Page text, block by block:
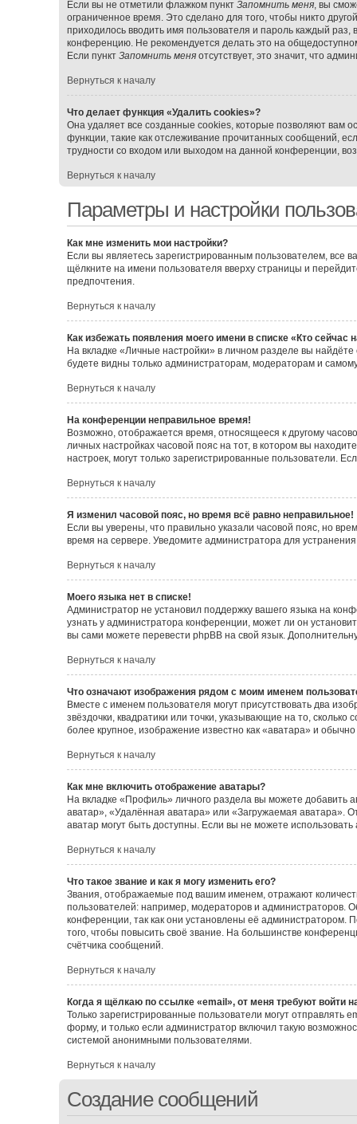
Если вы не отметили флажком пункт Запомнить меня, вы
ограниченное время. Это сделано для того, чтобы никто
приходилось вводить имя пользователя и пароль каждый
конференцию. Не рекомендуется делать это на
Если пункт Запомнить меняотсутствует, это значит, что
Вернуться к началу
Что делает функция «Удалить cookies»?
Она удаляет все созданные cookies, которые позволяют вам
функции, такие как отслеживание прочитанных сообщений,
трудности со входом или выходом на данной конференции,
Вернуться к началу
Параметры и настройки
Как мне изменить мои настройки?
Если вы являетесь зарегистрированным пользователем, все
щёлкните на имени пользователя вверху страницы и
предпочтения.
Вернуться к началу
Как избежать появления моего имени в списке «Кто сейчас
На вкладке «Личные настройки» в личном разделе вы
будете видны только администраторам, модераторам и
Вернуться к началу
На конференции неправильное время!
Возможно, отображается время, относящееся к другому
личных настройках часовой пояс на тот, в котором вы
настроек, могут только зарегистрированные пользователи.
Вернуться к началу
Я изменил часовой пояс, но время всё равно неправильное!
Если вы уверены, что правильно указали часовой пояс, но
время на сервере. Уведомите администратора для
Вернуться к началу
Моего языка нет в списке!
Администратор не установил поддержку вашего языка на
узнать у администратора конференции, может ли он
вы сами можете перевести phpBB на свой язык.
Вернуться к началу
Что означают изображения рядом с моим именем
Вместе с именем пользователя могут присутствовать два
звёздочки, квадратики или точки, указывающие на то,
более крупное, изображение известно как «аватара» и
Вернуться к началу
Как мне включить отображение аватары?
На вкладке «Профиль» личного раздела вы можете добавить
аватар», «Удалённая аватара» или «Загружаемая аватара».
аватар могут быть доступны. Если вы не можете
Вернуться к началу
Что такое звание и как я могу изменить его?
Звания, отображаемые под вашим именем, отражают
пользователей: например, модераторов и
конференции, так как они установлены её
того, чтобы повысить своё звание. На большинстве
счётчика сообщений.
Вернуться к началу
Когда я щёлкаю по ссылке «email», от меня требуют войти
Только зарегистрированные пользователи могут
форму, и только если администратор включил такую
системой анонимными пользователями.
Вернуться к началу
Создание сообщений